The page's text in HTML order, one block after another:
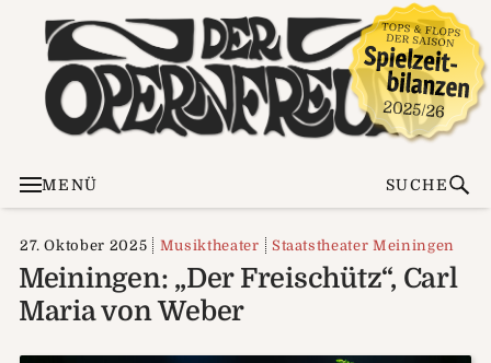
MENÜ SUCHE
27. Oktober 2025 Musiktheater Staatstheater Meiningen
Meiningen: „Der Freischütz“, Carl
Maria von Weber